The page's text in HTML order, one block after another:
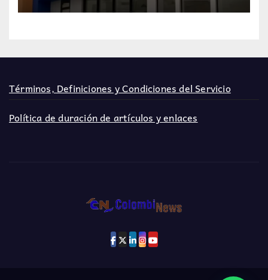
Términos, Definiciones y Condiciones del Servicio
Política de duración de artículos y enlaces